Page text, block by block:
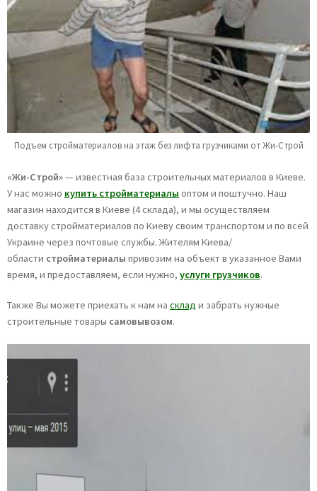
Подъем стройматериалов на этаж без лифта грузчиками от Жи-Строй
«Жи-Строй»— известная база строительных материалов в Киеве.
У нас можно купить стройматериалы оптом и поштучно. Наш
магазин находится в Киеве (4 склада), и мы осуществляем
доставку стройматериалов по Киеву своим транспортом и по всей
Украине через почтовые службы. Жителям Киева/
области стройматериалы привозим на объект в указанное Вами
время, и предоставляем, если нужно, услуги грузчиков.
Также Вы можете приехать к нам на склад и забрать нужные
строительные товары самовывозом.